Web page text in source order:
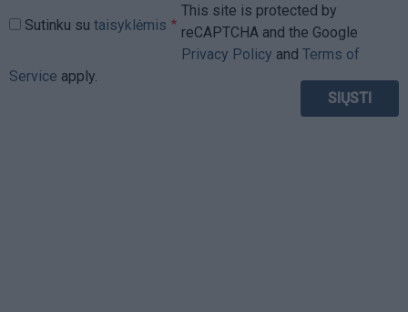
Sutinku su taisyklėmis
This site is protected by
reCAPTCHA and the Google
Privacy Policy and Terms of
Service apply.